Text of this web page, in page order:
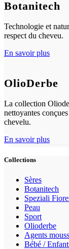
Botanitech
Technologie et
respect du cheveu.
En savoir plus
OlioDerbe
La collection
nettoyantes
chevelu.
En savoir plus
Collections
Sères
Botanitech
Speziali
Peau
Sport
Olioderbe
Agents
Bébé /